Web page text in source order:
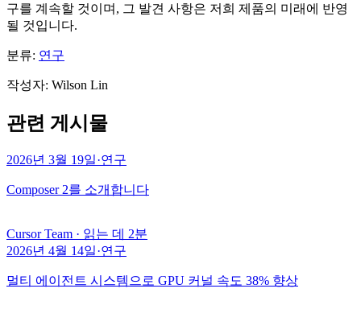
구를 계속할 것이며, 그 발견 사항은 저희 제품의 미래에 반영
될 것입니다.
분류: 연구
작성자: Wilson Lin
관련 게시물
2026년 3월 19일·연구
Composer 2를 소개합니다
Cursor Team · 읽는 데 2분
2026년 4월 14일·연구
멀티 에이전트 시스템으로 GPU 커널 속도 38% 향상